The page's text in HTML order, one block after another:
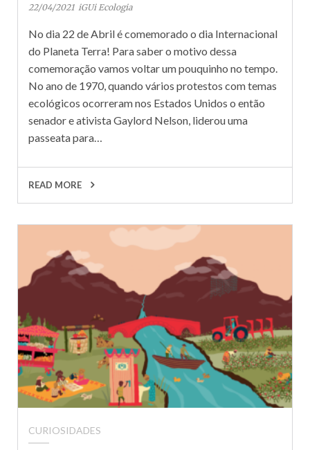
22/04/2021 iGUi Ecologia
No dia 22 de Abril é comemorado o dia Internacional
do Planeta Terra! Para saber o motivo dessa
comemoração vamos voltar um pouquinho no tempo.
No ano de 1970, quando vários protestos com temas
ecológicos ocorreram nos Estados Unidos o então
senador e ativista Gaylord Nelson, liderou uma
passeata para…
READ MORE
CURIOSIDADES